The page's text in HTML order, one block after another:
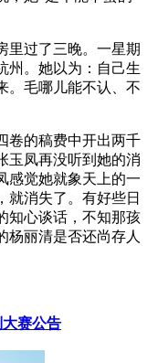
里过了三晚。一星期
州。她以为：自己生
。毛哪儿能不认、不
卷的稿费中开出两千
玉凤再没听到她的消
感觉她就象天上的一
就消失了。有好些日
知心谈话，不知那孩
杨丽清是否还尚存人
大赛公告